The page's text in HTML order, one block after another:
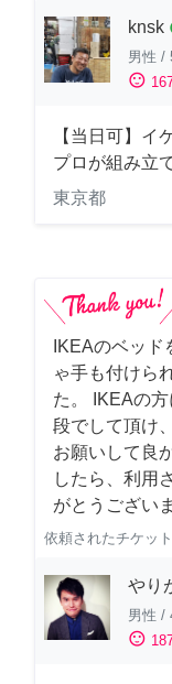
knsk
男性 /
sentiment_satisfied
【当日可】イ
プロが組み立
東京都
IKEAのベッ
ゃ手も付けら
た。 IKEAの
段でして頂け
お願いして良
したら、利用
がとうござい
依頼されたチケット
やり
男性 /
sentiment_satisfied